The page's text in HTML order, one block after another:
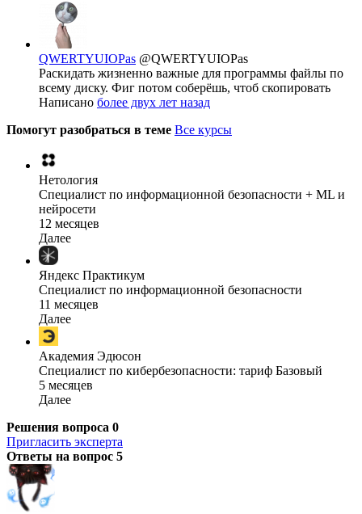
QWERTYUIOPas @QWERTYUIOPas
Раскидать жизненно важные для программы файлы по
всему диску. Фиг потом соберёшь, чтоб скопировать
Написано более двух лет назад
Помогут разобраться в теме Все курсы
Нетология
Специалист по информационной безопасности + ML и
нейросети
12 месяцев
Далее
Яндекс Практикум
Специалист по информационной безопасности
11 месяцев
Далее
Академия Эдюсон
Специалист по кибербезопасности: тариф Базовый
5 месяцев
Далее
Решения вопроса 0
Пригласить эксперта
Ответы на вопрос 5